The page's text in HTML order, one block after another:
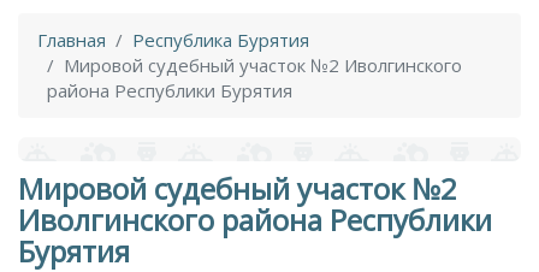
Главная
Республика Бурятия
Мировой судебный участок №2 Иволгинского
района Республики Бурятия
Мировой судебный участок №2
Иволгинского района Республики
Бурятия